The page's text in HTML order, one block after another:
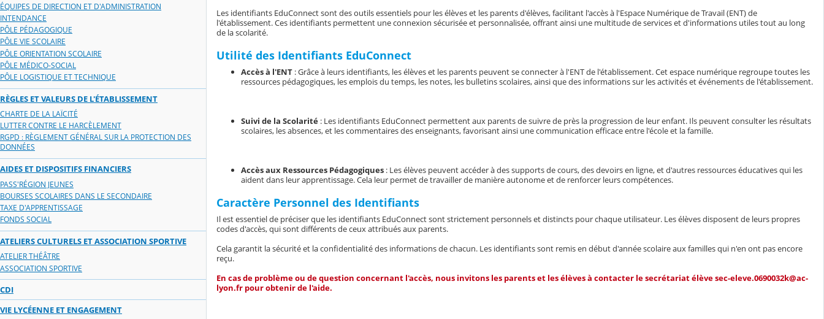
ÉQUIPES DE DIRECTION ET D'ADMINISTRATION
INTENDANCE
PÔLE PÉDAGOGIQUE
PÔLE VIE SCOLAIRE
PÔLE ORIENTATION SCOLAIRE
PÔLE MÉDICO-SOCIAL
PÔLE LOGISTIQUE ET TECHNIQUE
RÈGLES ET VALEURS DE L'ÉTABLISSEMENT
CHARTE DE LA LAÏCITÉ
LUTTER CONTRE LE HARCÈLEMENT
RGPD : RÈGLEMENT GÉNÉRAL SUR LA PROTECTION DES
DONNÉES
AIDES ET DISPOSITIFS FINANCIERS
PASS'RÉGION JEUNES
BOURSES SCOLAIRES DANS LE SECONDAIRE
TAXE D'APPRENTISSAGE
FONDS SOCIAL
ATELIERS CULTURELS ET ASSOCIATION SPORTIVE
ATELIER THÉÂTRE
ASSOCIATION SPORTIVE
CDI
VIE LYCÉENNE ET ENGAGEMENT
Les identifiants EduConnect sont des outils essentiels pour les élèves et les parents d'élèves, facilitant l'accès à l'Espace Numérique de Travail (ENT) de
l'établissement. Ces identifiants permettent une connexion sécurisée et personnalisée, offrant ainsi une multitude de services et d'informations utiles tout au long
de la scolarité.
Utilité des Identifiants EduConnect
Accès à l'ENT : Grâce à leurs identifiants, les élèves et les parents peuvent se connecter à l'ENT de l'établissement. Cet espace numérique regroupe toutes les
ressources pédagogiques, les emplois du temps, les notes, les bulletins scolaires, ainsi que des informations sur les activités et événements de l'établissement.
Suivi de la Scolarité : Les identifiants EduConnect permettent aux parents de suivre de près la progression de leur enfant. Ils peuvent consulter les résultats
scolaires, les absences, et les commentaires des enseignants, favorisant ainsi une communication efficace entre l'école et la famille.
Accès aux Ressources Pédagogiques : Les élèves peuvent accéder à des supports de cours, des devoirs en ligne, et d'autres ressources éducatives qui les
aident dans leur apprentissage. Cela leur permet de travailler de manière autonome et de renforcer leurs compétences.
Caractère Personnel des Identifiants
Il est essentiel de préciser que les identifiants EduConnect sont strictement personnels et distincts pour chaque utilisateur. Les élèves disposent de leurs propres
codes d'accès, qui sont différents de ceux attribués aux parents.
Cela garantit la sécurité et la confidentialité des informations de chacun. Les identifiants sont remis en début d'année scolaire aux familles qui n'en ont pas encore
reçu.
En cas de problème ou de question concernant l'accès, nous invitons les parents et les élèves à contacter le secrétariat élève sec-eleve.0690032k@ac-
lyon.fr pour obtenir de l'aide.